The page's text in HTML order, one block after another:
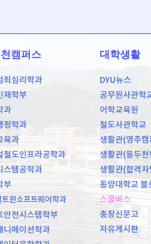
캠퍼스
죄심리학과
재학부
과
정학과
육과
철도인프라공학과
스템공학과
부
트윈소프트웨어학과
안전시스템학부
니메이션학과
대학생활
DYU뉴스
공무원사관학
어학교육원
철도사관학교
생활관(영주캠
생활관(동두
생활관(합격자
동양대학교 블
스쿨버스
총장신문고
자유게시판